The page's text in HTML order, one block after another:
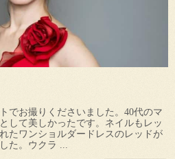
でお撮りくださいました。40代のマ
して美しかったです。ネイルもレッ
たワンショルダードレスのレッドが
た。ウクラ ...